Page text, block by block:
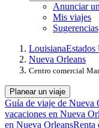
Anunciar
Mis viajes
Sugerencias
LouisianaEstados
Nueva Orleans
Centro comercial
Planear un viaje
Guía de viaje de Nueva
vacaciones en Nueva
en Nueva OrleansRenta